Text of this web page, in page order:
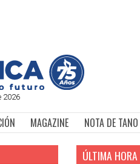
2026
MAGAZINE NOTA DE TANO
ÚLTIMA HORA